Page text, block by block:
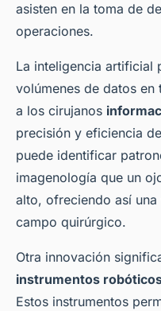
asisten en la toma de
operaciones.
La inteligencia artificial
volúmenes de datos
a los cirujanos
precisión y eficiencia
puede identificar
imagenología que un
alto, ofreciendo así
campo quirúrgico.
Otra innovación
instrumentos
Estos instrumentos